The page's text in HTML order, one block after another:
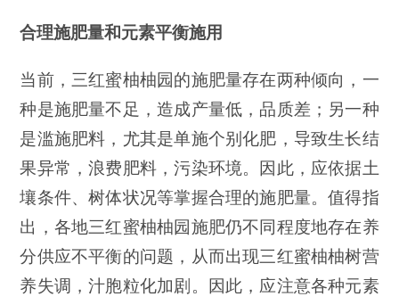
合理施肥量和元素平衡施用
当前，三红蜜柚柚园的施肥量存在两种倾向，一
种是施肥量不足，造成产量低，品质差；另一种
是滥施肥料，尤其是单施个别化肥，导致生长结
果异常，浪费肥料，污染环境。因此，应依据土
壤条件、树体状况等掌握合理的施肥量。值得指
出，各地三红蜜柚柚园施肥仍不同程度地存在养
分供应不平衡的问题，从而出现三红蜜柚柚树营
养失调，汁胞粒化加剧。因此，应注意各种元素